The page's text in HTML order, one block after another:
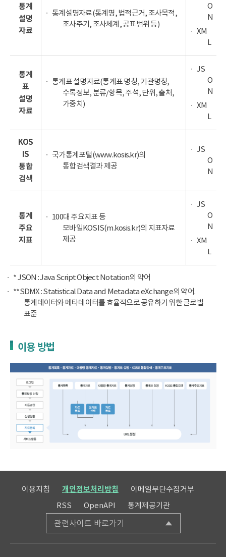
통계
설명
자료
통계설명자료(통계명, 법적근거, 조사목적,
조사주기, 조사체계, 공표범위 등)
O
N
XM
L
통계
표
설명
자료
통계표 설명자료(통계표 명칭, 기관명칭,
수록정보, 분류/항목, 주석, 단위, 출처,
가중치)
JS
O
N
XM
L
KOS
IS
통합
검색
국가통계포털(www.kosis.kr)의
통합검색결과 제공
JS
O
N
통계
주요
지표
100대 주요지표 등
모바일KOSIS(m.kosis.kr)의 지표자료
제공
JS
O
N
XM
L
* JSON : Java Script Object Notation의 약어
**SDMX : Statistical Data and Metadata eXchange의 약어.
통계데이터와 메타데이터를 효율적으로 공유하기 위한 글로벌
표준
이용 방법
이용지침 개인정보처리방침
이메일무단수집거부
RSS
OpenAPI 통계제공기관
관련사이트 바로가기